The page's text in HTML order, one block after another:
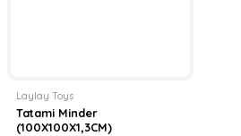
Laylay Toys
Tatami Minder
(100X100X1,3CM)